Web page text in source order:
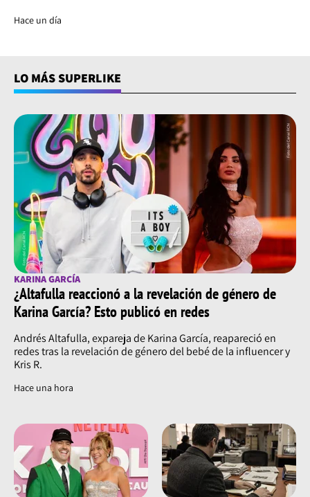
Hace un día
LO MÁS SUPERLIKE
KARINA GARCÍA
¿Altafulla reaccionó a la revelación de género de
Karina García? Esto publicó en redes
Andrés Altafulla, expareja de Karina García, reapareció en
redes tras la revelación de género del bebé de la influencer y
Kris R.
Hace una hora